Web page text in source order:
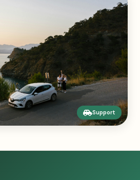
Support